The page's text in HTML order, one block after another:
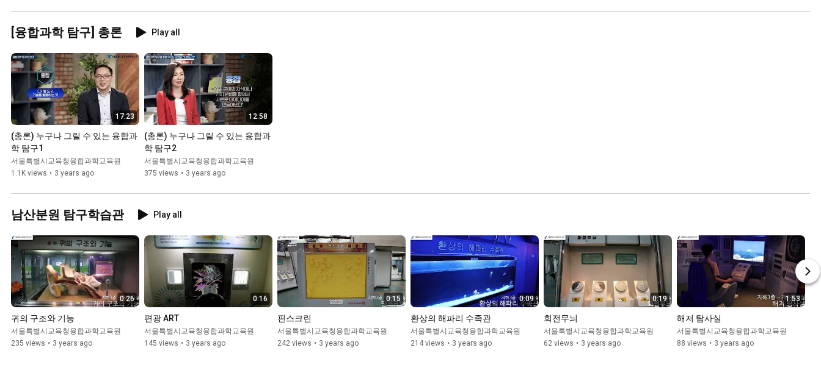
[융합과학 탐구] 총론 Play all
17:23
(총론) 누구나 그릴 수 있는 융합과
학 탐구1
서울특별시교육청융합과학교육원
1.1K views • 3 years ago
12:58
(총론) 누구나 그릴 수 있는 융합과
학 탐구2
서울특별시교육청융합과학교육원
375 views • 3 years ago
남산분원 탐구학습관 Play all
0:26
귀의 구조와 기능
서울특별시교육청융합과학교육원
235 views • 3 years ago
0:16
편광 ART
서울특별시교육청융합과학교육원
145 views • 3 years ago
0:15
핀스크린
서울특별시교육청융합과학교육원
242 views • 3 years ago
0:09
환상의 해파리 수족관
서울특별시교육청융합과학교육원
214 views • 3 years ago
0:19
회전무늬
서울특별시교육청융합과학교육원
62 views • 3 years ago
1:53
해저 탐사실
서울특별시교육청융합과학교육원
88 views • 3 years ago